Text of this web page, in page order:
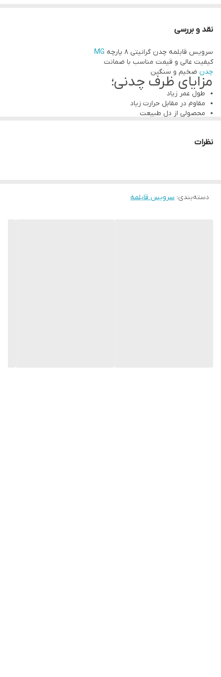
سایز ۲۴ میباشد با ضخامت و جنس عالی
۰۹۱۲۵۶۶۱۷۸۹
نقد و بررسی
سرویس قابلمه چدن گرانیتی ۸ پارچه
MG
کیفیت عالی و قیمت مناسب با ضمانت
چدن ضخیم و سنگین
مزایای ظرف چدنی؛
طول عمر زیاد
مقاوم در مقابل حرارت زیاد
محصولی از دل طبیعت
باظروفنظرات
دسته‌بندی: سرویس قابلمه